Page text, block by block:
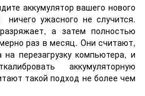
аккумулятор вашего нового
ужасного не случится.
а затем полностью
раз в месяц. Они считают,
перезагрузку компьютера, и
аккумуляторную
такой подход не более чем